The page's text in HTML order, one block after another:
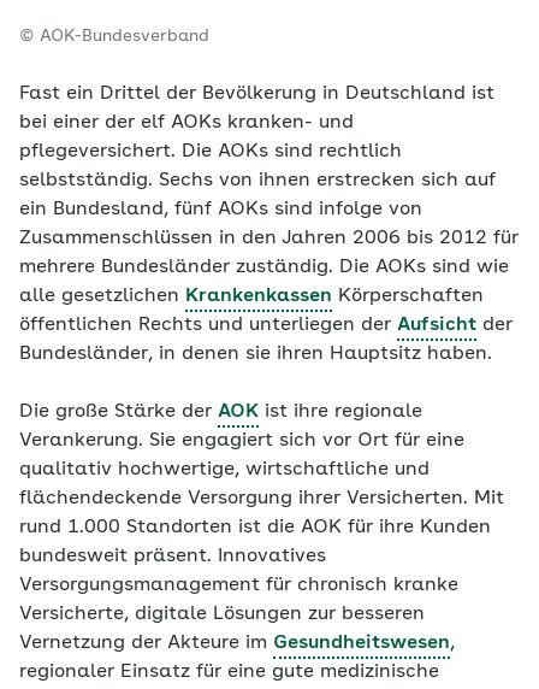
© AOK-Bundesverband
Fast ein Drittel der Bevölkerung in Deutschland ist
bei einer der elf AOKs kranken- und
pflegeversichert. Die AOKs sind rechtlich
selbstständig. Sechs von ihnen erstrecken sich auf
ein Bundesland, fünf AOKs sind infolge von
Zusammenschlüssen in den Jahren 2006 bis 2012 für
mehrere Bundesländer zuständig. Die AOKs sind wie
alle gesetzlichen Krankenkassen Körperschaften
öffentlichen Rechts und unterliegen der Aufsicht der
Bundesländer, in denen sie ihren Hauptsitz haben.
Die große Stärke der AOK ist ihre regionale
Verankerung. Sie engagiert sich vor Ort für eine
qualitativ hochwertige, wirtschaftliche und
flächendeckende Versorgung ihrer Versicherten. Mit
rund 1.000 Standorten ist die AOK für ihre Kunden
bundesweit präsent. Innovatives
Versorgungsmanagement für chronisch kranke
Versicherte, digitale Lösungen zur besseren
Vernetzung der Akteure im Gesundheitswesen,
regionaler Einsatz für eine gute medizinische